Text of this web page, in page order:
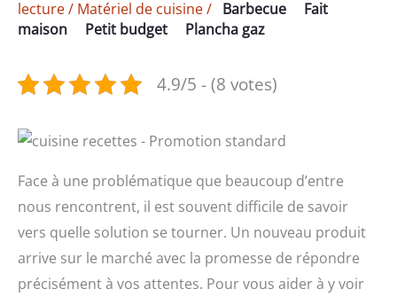
lecture/ Matériel de cuisine/ Barbecue
Fait
maison
Petit budget Plancha gaz
4.9/5 - (8 votes)
Face à une problématique que beaucoup d’entre
nous rencontrent, il est souvent difficile de savoir
vers quelle solution se tourner. Un nouveau produit
arrive sur le marché avec la promesse de répondre
précisément à vos attentes. Pour vous aider à y voir